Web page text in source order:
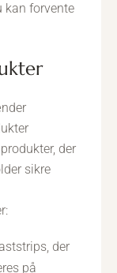
kan forvente
der
sikre
der
på